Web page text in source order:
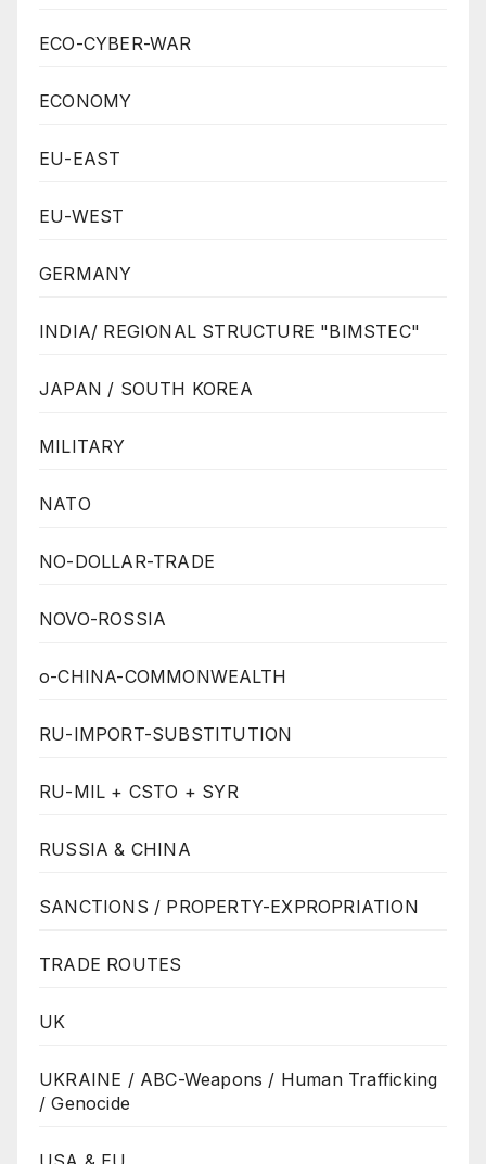
ECO-CYBER-WAR
ECONOMY
EU-EAST
EU-WEST
GERMANY
INDIA/ REGIONAL STRUCTURE "BIMSTEC"
JAPAN / SOUTH KOREA
MILITARY
NATO
NO-DOLLAR-TRADE
NOVO-ROSSIA
o-CHINA-COMMONWEALTH
RU-IMPORT-SUBSTITUTION
RU-MIL + CSTO + SYR
RUSSIA & CHINA
SANCTIONS / PROPERTY-EXPROPRIATION
TRADE ROUTES
UK
UKRAINE / ABC-Weapons / Human Trafficking
/ Genocide